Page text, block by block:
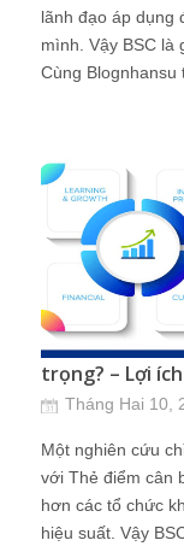
lãnh đạo áp dụng
mình. Vậy BSC là
Cùng Blognhansu
trọng? – Lợi
Tháng Hai 10,
Một nghiên cứu
với Thẻ điểm cân
hơn các tổ chức
hiệu suất. Vậy